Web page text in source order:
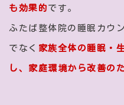
も効果的です。
ふたば整体院の睡眠カウ
でなく 家族全体の睡眠・
し、家庭環境から改善の